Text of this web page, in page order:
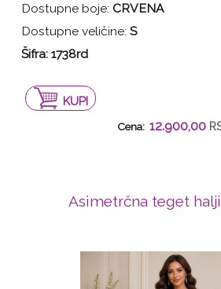
Dostupne boje: CRVENA
Dostupne veličine: S
Šifra:1738rd
KUPI
Cena: 12.900,00
Asimetrčna teget